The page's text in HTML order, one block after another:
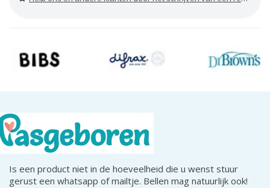
Is een product niet in de hoeveelheid die u wenst stuur
gerust een whatsapp of mailtje. Bellen mag natuurlijk ook!